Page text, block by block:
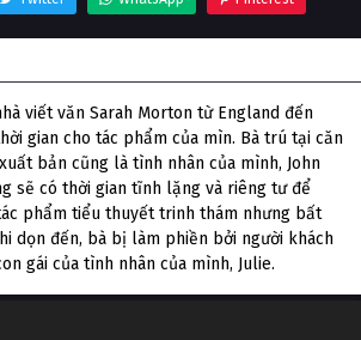
viết văn Sarah Morton từ England đến
gian cho tác phẩm của mìn. Bà trú tại căn
bản cũng là tình nhân của mình, John
sẽ có thời gian tĩnh lặng và riêng tư để
phẩm tiểu thuyết trinh thám nhưng bất
dọn đến, bà bị làm phiền bởi người khách
gái của tình nhân của mình, Julie.